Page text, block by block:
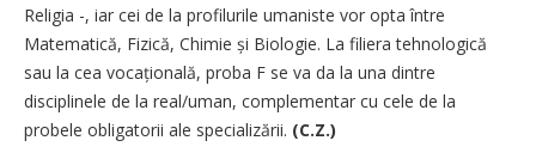
Religia -, iar cei de la profilurile umaniste vor opta între
Matematică, Fizică, Chimie și Biologie. La filiera tehnologică
sau la cea vocațională, proba F se va da la una dintre
disciplinele de la real/uman, complementar cu cele de la
probele obligatorii ale specializării. (C.Z.)